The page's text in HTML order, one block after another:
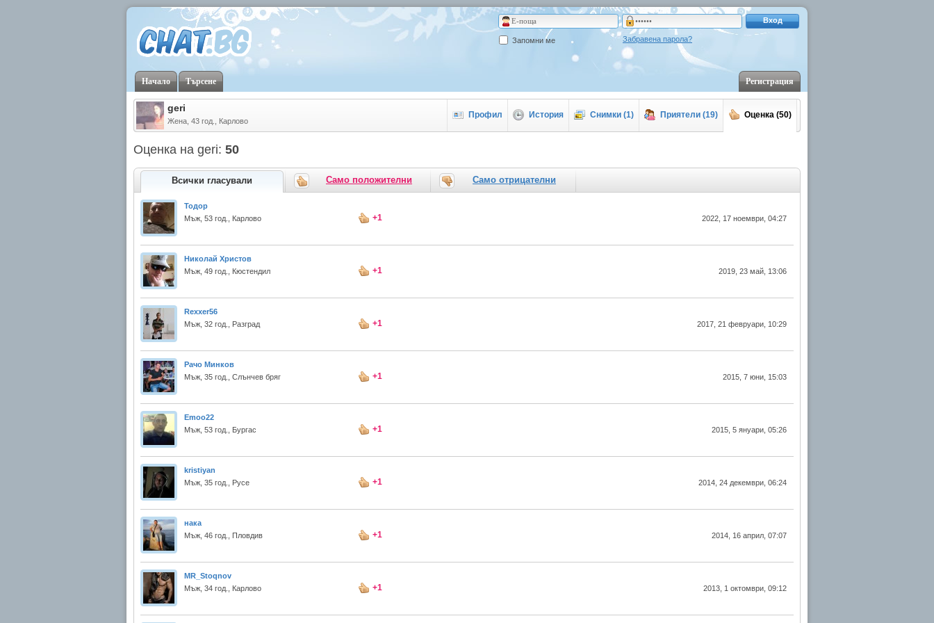
Начало Търсене Регистрация
Вход
Запомни ме Забравена парола?
geri
Жена, 43 год., Карлово
Профил История Снимки (1) Приятели (19) Оценка (50)
Оценка на geri: 50
Всички гласували Само положителни Само отрицателни
Тодор
Мъж, 53 год., Карлово
+1 2022, 17 ноември, 04:27
Николай Христов
Мъж, 49 год., Кюстендил
+1 2019, 23 май, 13:06
Rexxer56
Мъж, 32 год., Разград
+1 2017, 21 февруари, 10:29
Рачо Минков
Мъж, 35 год., Слънчев бряг
+1 2015, 7 юни, 15:03
Emoo22
Мъж, 53 год., Бургас
+1 2015, 5 януари, 05:26
kristiyan
Мъж, 35 год., Русе
+1 2014, 24 декември, 06:24
нака
Мъж, 46 год., Пловдив
+1 2014, 16 април, 07:07
MR_Stoqnov
Мъж, 34 год., Карлово
+1 2013, 1 октомври, 09:12